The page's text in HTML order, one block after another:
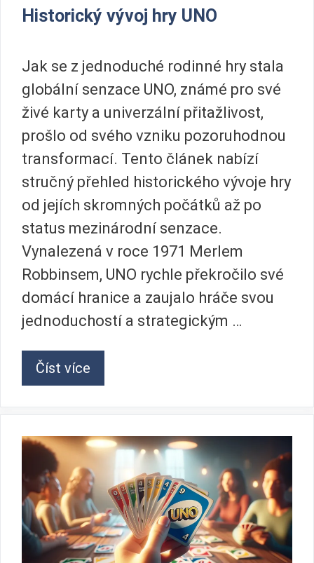
Historický vývoj hry UNO
Jak se z jednoduché rodinné hry stala
globální senzace UNO, známé pro své
živé karty a univerzální přitažlivost,
prošlo od svého vzniku pozoruhodnou
transformací. Tento článek nabízí
stručný přehled historického vývoje hry
od jejích skromných počátků až po
status mezinárodní senzace.
Vynalezená v roce 1971 Merlem
Robbinsem, UNO rychle překročilo své
domácí hranice a zaujalo hráče svou
jednoduchostí a strategickým …
Číst více